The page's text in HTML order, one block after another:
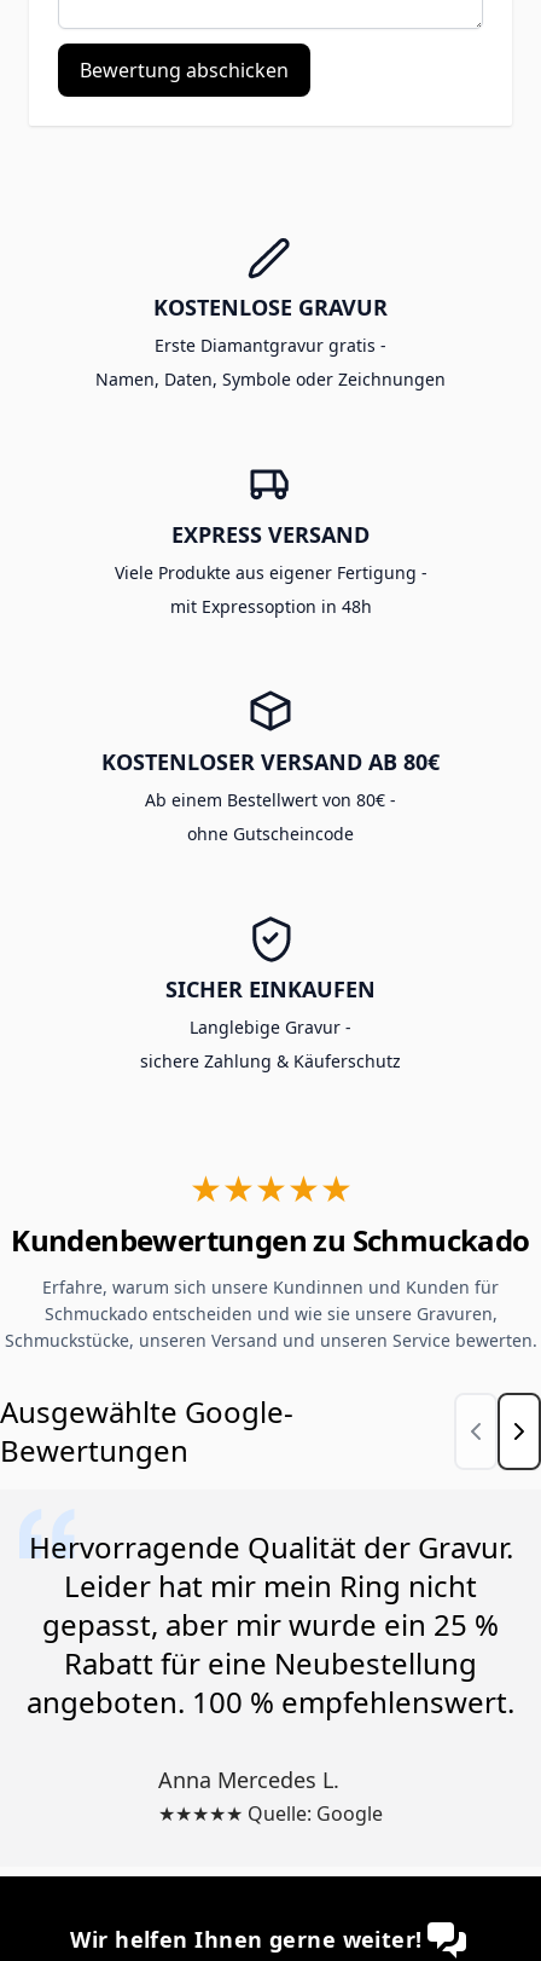
Bewertung abschicken
KOSTENLOSE GRAVUR
Erste Diamantgravur gratis -
Namen, Daten, Symbole oder Zeichnungen
EXPRESS VERSAND
Viele Produkte aus eigener Fertigung -
mit Expressoption in 48h
KOSTENLOSER VERSAND AB 80€
Ab einem Bestellwert von 80€ -
ohne Gutscheincode
SICHER EINKAUFEN
Langlebige Gravur -
sichere Zahlung & Käuferschutz
★★★★★
Kundenbewertungen zu Schmuckado
Erfahre, warum sich unsere Kundinnen und Kunden für
Schmuckado entscheiden und wie sie unsere Gravuren,
Schmuckstücke, unseren Versand und unseren Service bewerten.
Ausgewählte Google-
Bewertungen
Hervorragende Qualität der Gravur.
Leider hat mir mein Ring nicht
gepasst, aber mir wurde ein 25 %
Rabatt für eine Neubestellung
angeboten. 100 % empfehlenswert.
Anna Mercedes L.
★★★★★ Quelle: Google
Wir helfen Ihnen gerne weiter!